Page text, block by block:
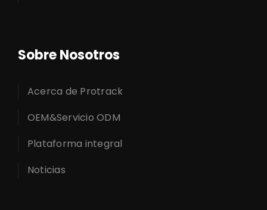
Sobre Nosotros
Acerca de Protrack
OEM&Servicio ODM
Plataforma integral
Noticias